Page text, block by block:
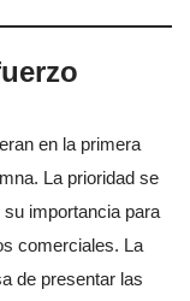
en la primera
La prioridad se
importancia para
comerciales. La
de presentar las